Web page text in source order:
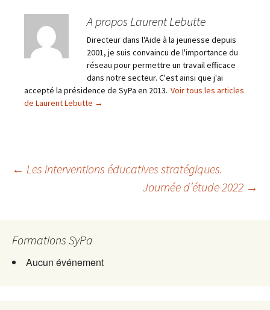
A propos Laurent Lebutte
Directeur dans l'Aide à la jeunesse depuis
2001, je suis convaincu de l'importance du
réseau pour permettre un travail efficace
dans notre secteur. C'est ainsi que j'ai
accepté la présidence de SyPa en 2013. Voir tous les articles
de Laurent Lebutte →
Navigation
articles
← Les interventions éducatives stratégiques.
Journée d’étude 2022 →
Formations SyPa
Aucun événement